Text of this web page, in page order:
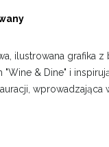
ilustrowana grafika
& Dine" i
wprowadzająca